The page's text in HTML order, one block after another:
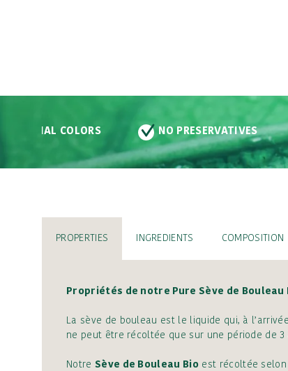
COLORS NO PRESERVATIVES
PROPERTIES INGREDIENTS COMPOSITION
Propriétés de notre Pure Sève de Bouleau
La sève de bouleau est le liquide qui, à
ne peut être récoltée que sur une période de
Notre Sève de Bouleau Bio est récoltée selon